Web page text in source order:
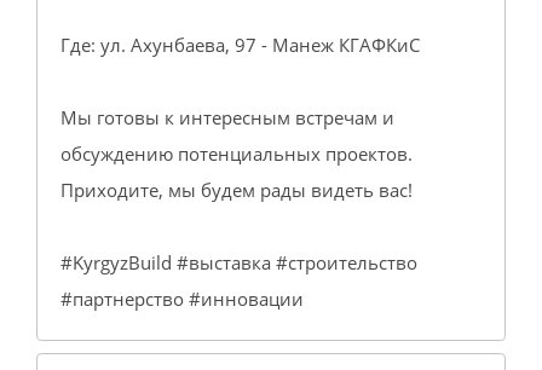
Где: ул. Ахунбаева, 97 - Манеж КГАФКиС
Мы готовы к интересным встречам и
обсуждению потенциальных проектов.
Приходите, мы будем рады видеть вас!
#KyrgyzBuild #выставка #строительство
#партнерство #инновации